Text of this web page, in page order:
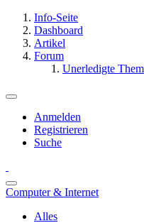
Info-Seite
Dashboard
Artikel
Forum
Unerledigte
Anmelden
Registrieren
Suche
Computer & Internet
Alles